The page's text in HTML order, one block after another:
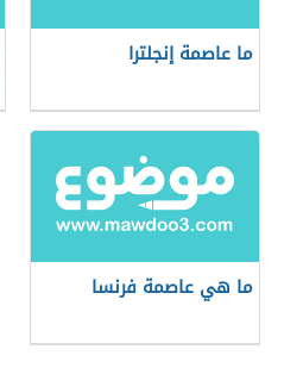
ما عاصمة إنجلترا
ما هي عاصمة فرنسا